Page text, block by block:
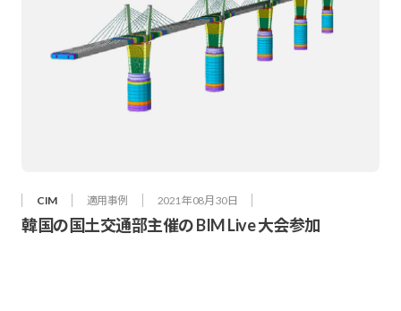
CIM 適用事例 2021年 08月 30日
韓国の国土交通部主催の BIM Live 大会参加